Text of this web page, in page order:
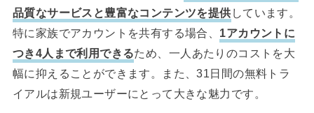
品質なサービスと豊富なコンテンツを提供 しています。
特に家族でアカウントを共有する場合、 1アカウントに
つき4人まで利用できるため、一人あたりのコストを大
幅に抑えることができます。また、31日間の無料トラ
イアルは新規ユーザーにとって大きな魅力です。